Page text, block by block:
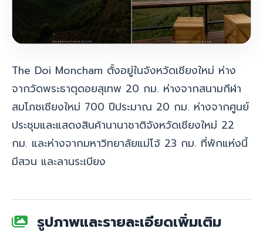
The Doi Moncham ตั้งอยู่ในจังหวัดเชียงใหม่ ห่าง
จากวัดพระธาตุดอยสุเทพ 20 กม. ห่างจากสนามกีฬา
สมโภชเชียงใหม่ 700 ปีประมาณ 20 กม. ห่างจากศูนย์
ประชุมและแสดงสินค้านานาชาติจังหวัดเชียงใหม่ 22
กม. และห่างจากมหาวิทยาลัยแม่โจ้ 23 กม. ที่พักแห่งนี้
มีสวน และลานระเบียง
รูปภาพและรายละเอียดเพิ่มเติม